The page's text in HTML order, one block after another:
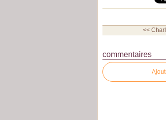
<<
commentaires